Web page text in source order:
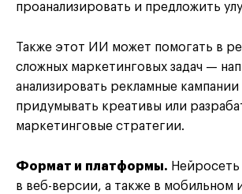
проанализировать и предложить
Также этот ИИ может помогать в
сложных маркетинговых задач —
анализировать рекламные
придумывать креативы или
маркетинговые стратегии.
Формат и платформы. Нейросеть
в веб-версии, а также в мобильном